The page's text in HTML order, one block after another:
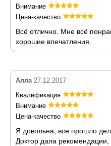
Внимание
Цена-качество
Всё отлично. Мне всё
хорошие впечатления.
Алла 27.12.2017
Квалификация
Внимание
Цена-качество
Я довольна, все прошло
Доктор дала рекомендации,